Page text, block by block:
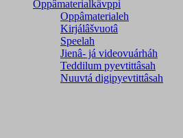
Oppâmaterialkävppi
Oppâmaterialeh
Kirjálâšvuotâ
Speelah
Jienâ- já videovuárháh
Teddilum pyevtittâsah
Nuuvtá digipyevtittâsah